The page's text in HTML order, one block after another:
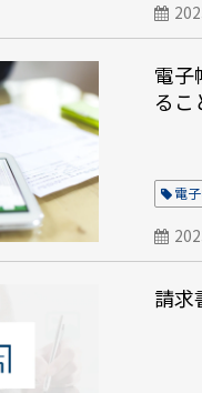
電子
るこ
電
請求